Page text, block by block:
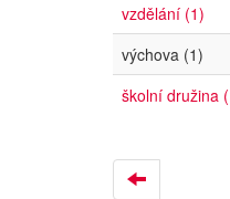
vzdělání (1)
výchova (1)
školní družina